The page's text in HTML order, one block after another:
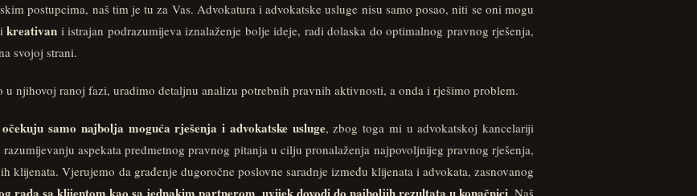
postupcima, naš tim je tu za Vas. Advokatura i advokatske usluge nisu samo posao, niti se oni mogu
kreativan i istrajan podrazumijeva iznalaženje bolje ideje, radi dolaska do optimalnog pravnog rješenja,
svojoj strani.
njihovoj ranoj fazi, uradimo detaljnu analizu potrebnih pravnih aktivnosti, a onda i rješimo problem.
samo najbolja moguća rješenja i advokatske usluge, zbog toga mi u advokatskoj kancelariji
aspekata predmetnog pravnog pitanja u cilju pronalaženja najpovoljnijeg pravnog rješenja,
klijenata. Vjerujemo da građenje dugoročne poslovne saradnje između klijenata i advokata, zasnovanog